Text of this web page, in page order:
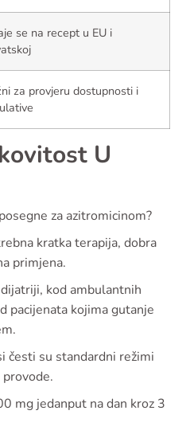
se na recept u EU i
za provjeru dostupnosti i
U
za azitromicinom?
kratka terapija, dobra
primjena.
kod ambulantnih
pacijenata kojima gutanje
česti su standardni režimi
mg jedanput na dan kroz 3